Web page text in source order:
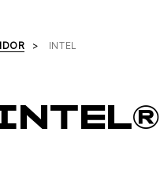
INTEL